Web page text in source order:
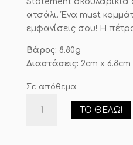
ατσάλι. Ένα must
εμφανίσεις σου! Η πέτρα
Βάρος: 8.80g
Διαστάσεις: 2cm x 6.8cm
Σε απόθεμα
Σκουλαρίκια
"Χείλια
ΤΟ ΘΈΛΩ!